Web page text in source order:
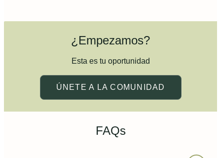
¿Empezamos?
Esta es tu oportunidad
ÚNETE A LA COMUNIDAD
FAQs